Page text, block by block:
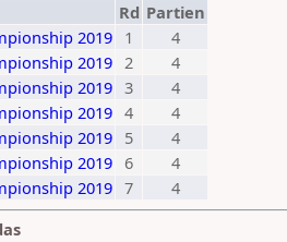
Rd Partien
2019 1
4
2019 2
4
2019 3
4
2019 4
4
2019 5
4
2019 6
4
2019 7
4